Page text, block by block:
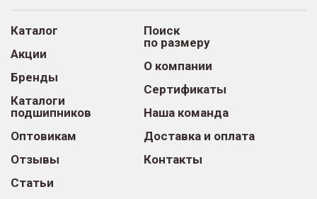
Каталог
Акции
Бренды
Каталоги
подшипников
Оптовикам
Отзывы
Статьи
Поиск
по размеру
О компании
Сертификаты
Наша команда
Доставка и оплата
Контакты